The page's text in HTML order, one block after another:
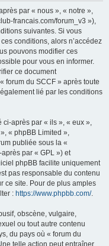
par « nous », « notre »,
francais.com/forum_v3 »),
suivantes. Si vous
conditions, alors n’accédez
pouvons modifier ces
pour vous en informer.
ce document
forum du SCCF » après toute
lié par les conditions
ci-après par « ils », « eux »,
« phpBB Limited »,
publiée sous la «
par « GPL ») et
phpBB facilite uniquement
pas responsable du contenu
ce site. Pour de plus amples
: https://www.phpbb.com/.
obscène, vulgaire,
ou tout autre contenu
du pays où « forum du
telle action peut entraîner